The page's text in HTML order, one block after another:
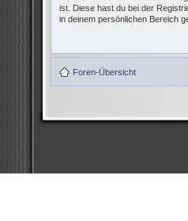
ist. Diese hast du bei der
in deinem persönlichen Bereich
Foren-Übersicht